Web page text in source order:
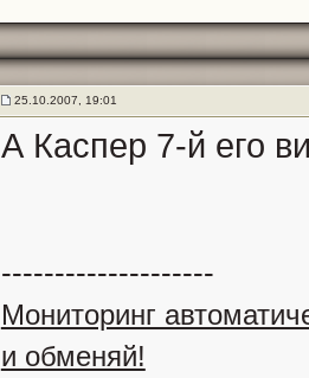
25.10.2007, 19:01
А Каспер 7-й его
--------------------
Мониторинг
и обменяй!